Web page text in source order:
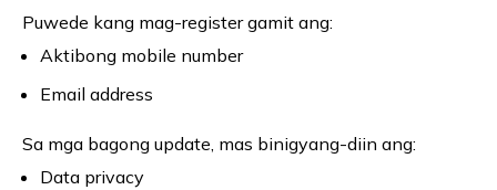
Puwede kang mag-register gamit ang:
Aktibong mobile number
Email address
Sa mga bagong update, mas binigyang-diin ang:
Data privacy